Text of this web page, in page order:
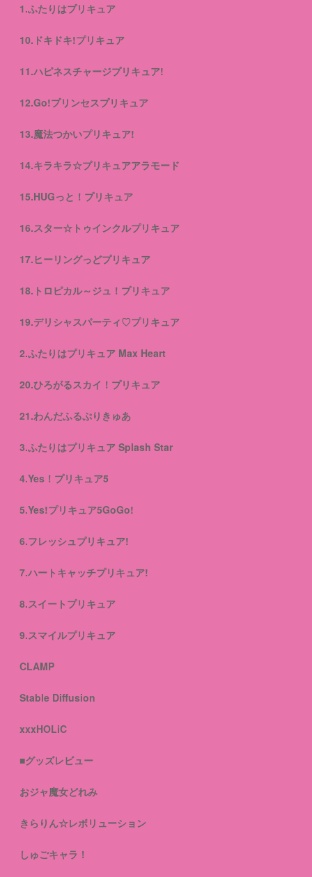
1.ふたりはプリキュア
10.ドキドキ!プリキュア
11.ハピネスチャージプリキュア!
12.Go!プリンセスプリキュア
13.魔法つかいプリキュア!
14.キラキラ☆プリキュアアラモード
15.HUGっと！プリキュア
16.スター☆トゥインクルプリキュア
17.ヒーリングっどプリキュア
18.トロピカル～ジュ！プリキュア
19.デリシャスパーティ♡プリキュア
2.ふたりはプリキュア Max Heart
20.ひろがるスカイ！プリキュア
21.わんだふるぷりきゅあ
3.ふたりはプリキュア Splash Star
4.Yes！プリキュア5
5.Yes!プリキュア5GoGo!
6.フレッシュプリキュア!
7.ハートキャッチプリキュア!
8.スイートプリキュア
9.スマイルプリキュア
CLAMP
Stable Diffusion
xxxHOLiC
■グッズレビュー
おジャ魔女どれみ
きらりん☆レボリューション
しゅごキャラ！